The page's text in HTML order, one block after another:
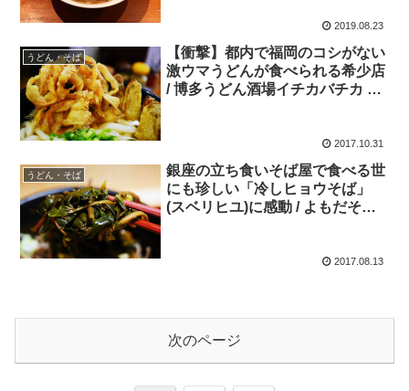
2019.08.23
うどん・そば
【衝撃】都内で福岡のコシがない
激ウマうどんが食べられる希少店
/ 博多うどん酒場イチカバチカ 恵
2017.10.31
うどん・そば
銀座の立ち食いそば屋で食べる世
にも珍しい「冷しヒョウそば」
(スベリヒユ)に感動 / よもだそば
2017.08.13
次のページ